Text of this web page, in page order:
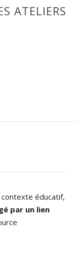
ATELIERS
contexte éducatif,
par un lien